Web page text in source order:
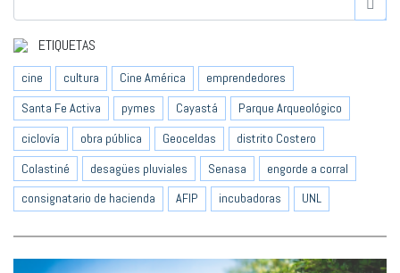
ETIQUETAS
cine cultura Cine América
emprendedores
Santa Fe Activa
pymes Cayastá
Parque Arqueológico
ciclovía
obra pública Geoceldas
distrito Costero
Colastiné
desagües pluviales Senasa
engorde a corral
consignatario de hacienda
AFIP incubadoras UNL